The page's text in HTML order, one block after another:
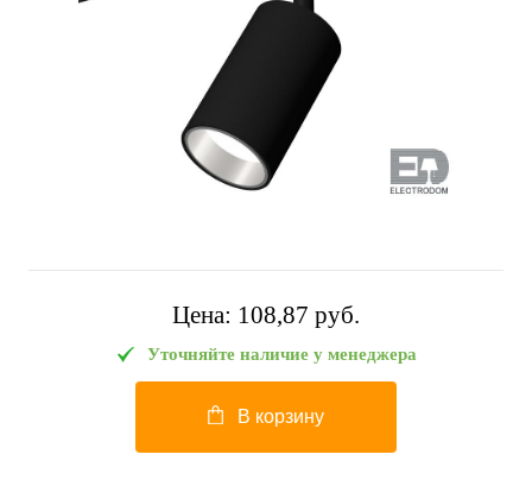
Цена: 108,87 pуб.
Уточняйте наличие у менеджера
В корзину